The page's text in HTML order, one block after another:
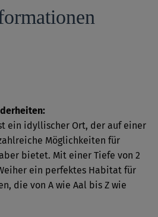
ein idyllischer Ort, der auf einer
Möglichkeiten für
bietet. Mit einer Tiefe von 2
ein perfektes Habitat für
die von A wie Aal bis Z wie